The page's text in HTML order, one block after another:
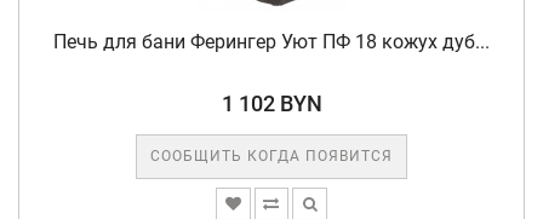
Печь для бани Ферингер Уют ПФ 18 кожух дуб...
1 102 BYN
СООБЩИТЬ КОГДА ПОЯВИТСЯ